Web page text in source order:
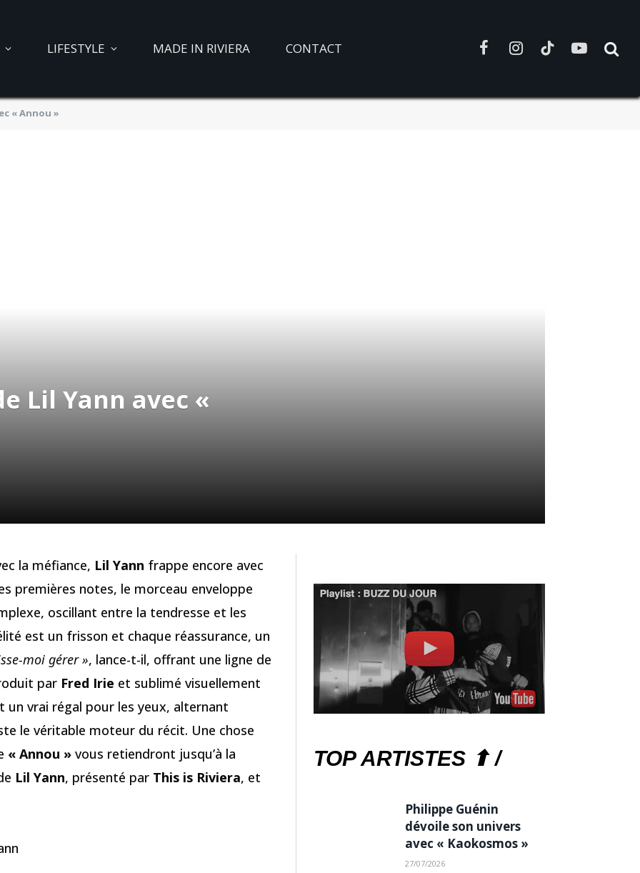
LIFESTYLE MADE IN RIVIERA CONTACT FacebookInstagramTikTokYouTube
« Annou »
Lil Yann avec «
la méfiance, Lil Yann frappe encore avec
premières notes, le morceau enveloppe
oscillant entre la tendresse et les
est un frisson et chaque réassurance, un
moi gérer », lance-t-il, offrant une ligne de
par Fred Irie et sublimé visuellement
un vrai régal pour les yeux, alternant
le véritable moteur du récit. Une chose
« Annou » vous retiendront jusqu’à la
Lil Yann, présenté par This is Riviera, et
TOP ARTISTES ⬆ /
Philippe Guénin
dévoile son univers
avec « Kaokosmos »
27/07/2026